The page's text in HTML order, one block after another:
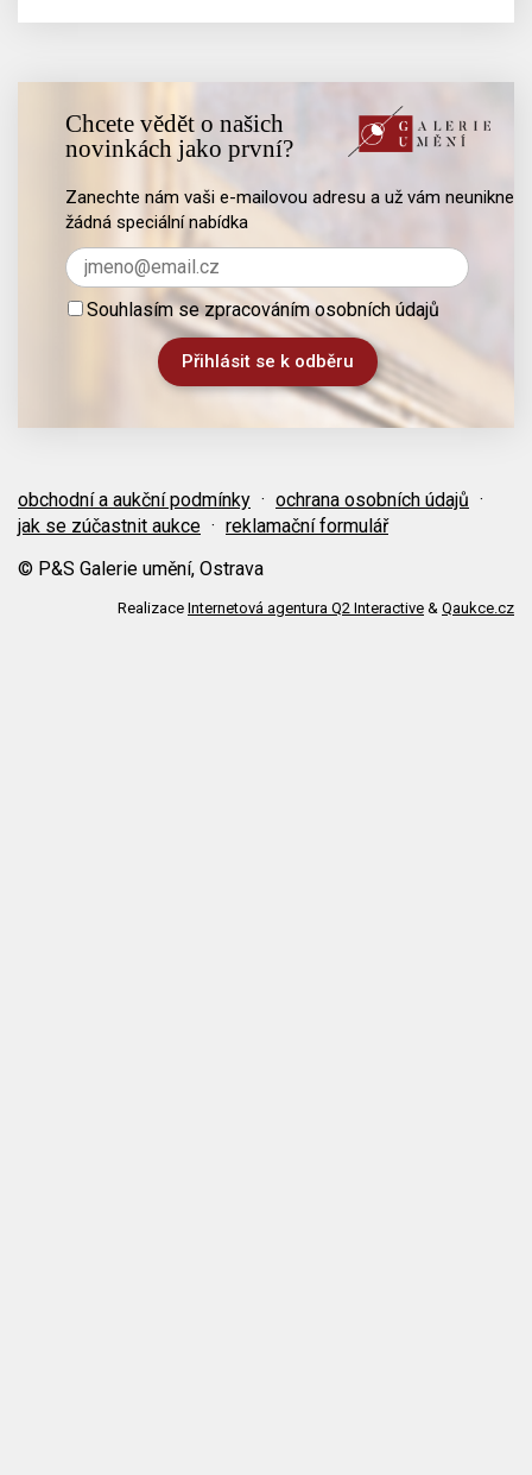
Chcete vědět o našich
novinkách jako první?
Zanechte nám vaši e-mailovou adresu a už vám neunikne
žádná speciální nabídka
Souhlasím se zpracováním osobních údajů
obchodní a aukční podmínky · ochrana osobních údajů ·
jak se zúčastnit aukce · reklamační formulář
© P&S Galerie umění, Ostrava
Realizace Internetová agentura Q2 Interactive & Qaukce.cz